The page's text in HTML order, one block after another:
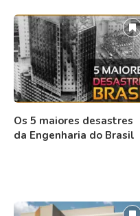
Os 5 maiores desastres
da Engenharia do Brasil